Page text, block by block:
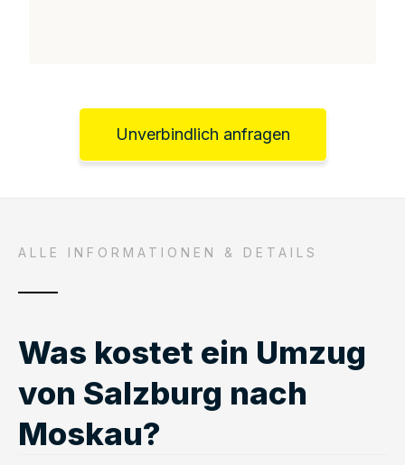
Unverbindlich anfragen
ALLE INFORMATIONEN & DETAILS
Was kostet ein Umzug
von Salzburg nach
Moskau?